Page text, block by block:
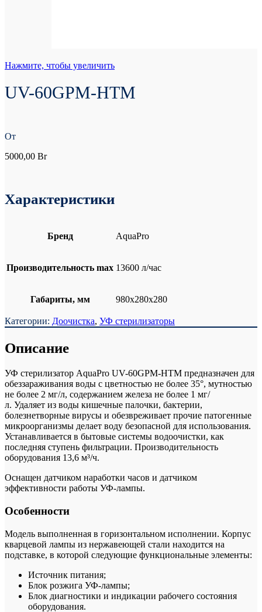
Нажмите, чтобы увеличить
UV-60GPM-HTM
От
5000,00 Br
Характеристики
Бренд AquaPro
Производительность max 13600 л/час
Габариты, мм 980х280х280
Категории: Доочистка, УФ стерилизаторы
Описание
УФ стерилизатор AquaPro UV-60GPM-HTM предназначен для
обеззараживания воды с цветностью не более 35°, мутностью
не более 2 мг/л, содержанием железа не более 1 мг/
л. Удаляет из воды кишечные палочки, бактерии,
болезнетворные вирусы и обезвреживает прочие патогенные
микроорганизмы делает воду безопасной для использования.
Устанавливается в бытовые системы водоочистки, как
последняя ступень фильтрации. Производительность
оборудования 13,6 м³/ч.
Оснащен датчиком наработки часов и датчиком
эффективности работы УФ-лампы.
Особенности
Модель выполненная в горизонтальном исполнении. Корпус
кварцевой лампы из нержавеющей стали находится на
подставке, в которой следующие функциональные элементы:
Источник питания;
Блок розжига УФ-лампы;
Блок диагностики и индикации рабочего состояния
оборудования.